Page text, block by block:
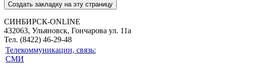
СИНБИРСК-ONLINE
432063, Ульяновск, Гончарова ул. 11а
Тел. (8422) 46-29-48
Телекоммуникации, связь:
СМИ